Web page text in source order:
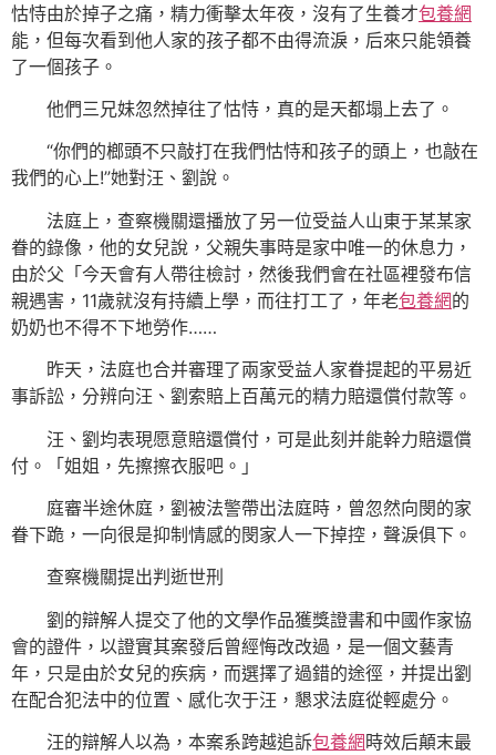
怙恃由於掉子之痛，精力衝擊太年夜，沒有了生養才包養網
能，但每次看到他人家的孩子都不由得流淚，后來只能領養
了一個孩子。
他們三兄妹忽然掉往了怙恃，真的是天都塌上去了。
“你們的榔頭不只敲打在我們怙恃和孩子的頭上，也敲在
我們的心上!”她對汪、劉說。
法庭上，查察機關還播放了另一位受益人山東于某某家
眷的錄像，他的女兒說，父親失事時是家中唯一的休息力，
由於父「今天會有人帶往檢討，然後我們會在社區裡發布信
親遇害，11歲就沒有持續上學，而往打工了，年老包養網的
奶奶也不得不下地勞作……
昨天，法庭也合并審理了兩家受益人家眷提起的平易近
事訴訟，分辨向汪、劉索賠上百萬元的精力賠還償付款等。
汪、劉均表現愿意賠還償付，可是此刻并能幹力賠還償
付。「姐姐，先擦擦衣服吧。」
庭審半途休庭，劉被法警帶出法庭時，曾忽然向閔的家
眷下跪，一向很是抑制情感的閔家人一下掉控，聲淚俱下。
查察機關提出判逝世刑
劉的辯解人提交了他的文學作品獲獎證書和中國作家協
會的證件，以證實其案發后曾經悔改改過，是一個文藝青
年，只是由於女兒的疾病，而選擇了過錯的途徑，并提出劉
在配合犯法中的位置、感化次于汪，懇求法庭從輕處分。
汪的辯解人以為，本案系跨越追訴包養網 時效后顛末最